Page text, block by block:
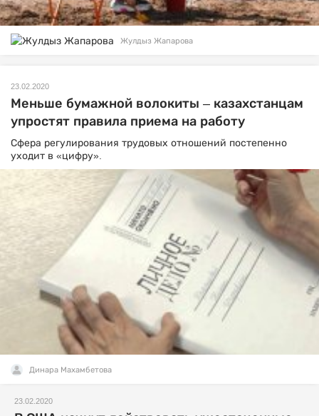
Жулдыз Жапарова
23.02.2020
Меньше бумажной волокиты – казахстанцам
упростят правила приема на работу
Сфера регулирования трудовых отношений постепенно
уходит в «цифру».
Динара Махамбетова
23.02.2020